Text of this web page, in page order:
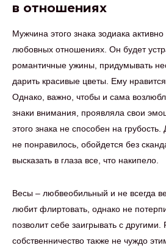
в отношениях
Мужчина этого знака зодиака
любовных отношениях. Он будет
романтичные ужины, придумывать
дарить красивые цветы. Ему
Однако, важно, чтобы и сама
знаки внимания, проявляла свои
этого знака не способен на
не понравилось, обойдется без
высказать в глаза все, что накипело.
Весы – любвеобильный и не всегда
любит флиртовать, однако не
позволит себе заигрывать с другими.
собственничество также не чуждо